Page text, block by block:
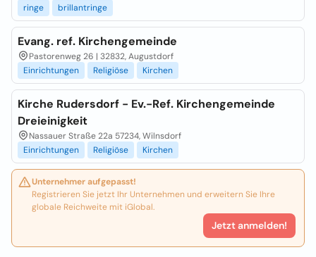
ringe
brillantringe
Evang. ref. Kirchengemeinde
Pastorenweg 26 | 32832, Augustdorf
Einrichtungen
Religiöse Kirchen
Kirche Rudersdorf - Ev.-Ref. Kirchengemeinde
Dreieinigkeit
Nassauer Straße 22a 57234, Wilnsdorf
Einrichtungen
Religiöse Kirchen
Unternehmer aufgepasst!
Registrieren Sie jetzt Ihr Unternehmen und erweitern Sie Ihre
globale Reichweite mit iGlobal.
Jetzt anmelden!